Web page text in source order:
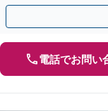
料請求／検察官の経験
電話でお問い